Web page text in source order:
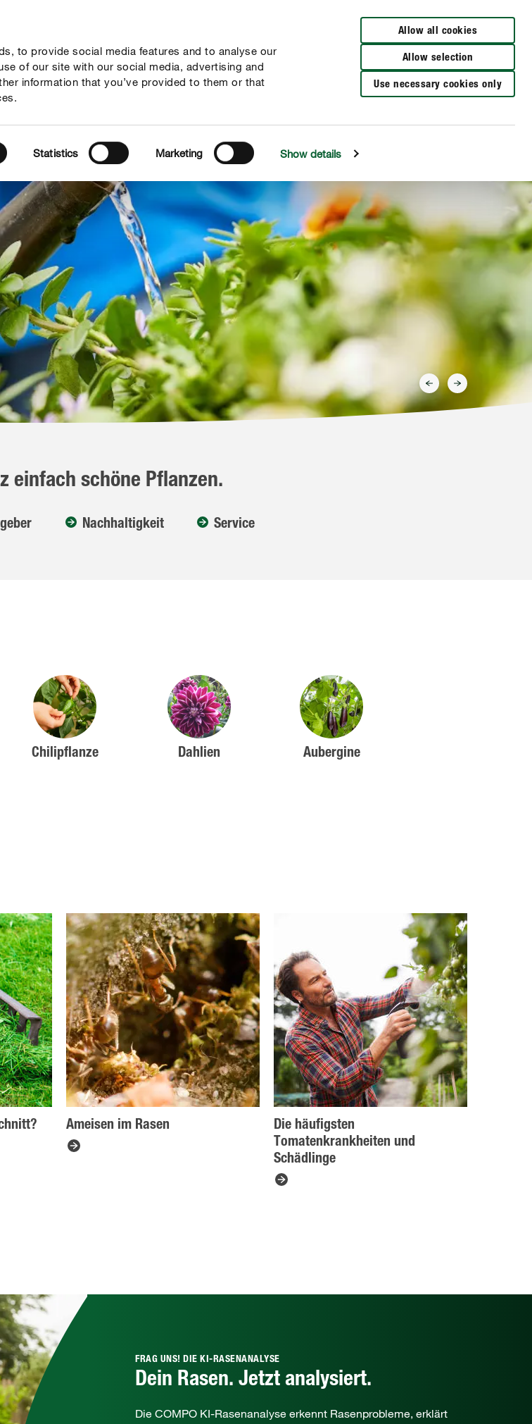
to provide social media features and to analyse our
of our site with our social media, advertising and
information that you’ve provided to them or that
Statistics Marketing Show details
Allow all cookies
Allow selection
Use necessary cookies only
Service Unternehmen
einfach schöne Pflanzen.
Nachhaltigkeit Service
Chilipflanze Dahlien Aubergine
Ameisen im Rasen
Die häufigsten
Tomatenkrankheiten und
Schädlinge
FRAG UNS! DIE KI-RASENANALYSE
Dein Rasen. Jetzt analysiert.
Die COMPO KI‑Rasenanalyse erkennt Rasenprobleme, erklärt